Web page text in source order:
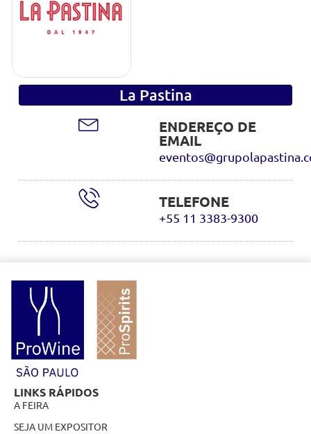
La Pastina
ENDEREÇO DE
EMAIL
TELEFONE
+55 11 3383-9300
LINKS RÁPIDOS
A FEIRA
SEJA UM EXPOSITOR